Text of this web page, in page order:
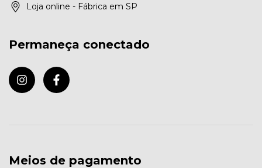
Loja online - Fábrica em SP
Permaneça conectado
Meios de pagamento